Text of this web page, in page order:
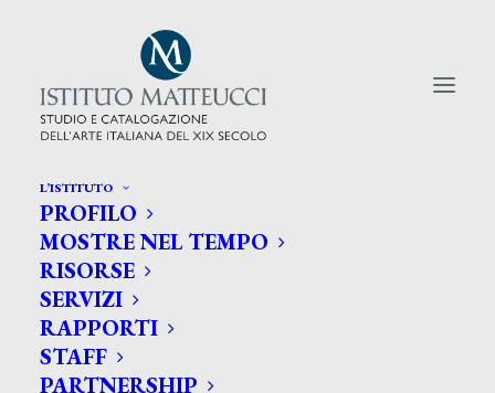
L’ISTITUTO
PROFILO
MOSTRE NEL TEMPO
RISORSE
SERVIZI
RAPPORTI
STAFF
PARTNERSHIP
CERCA TRA GLI ARTISTI:
Search
for: